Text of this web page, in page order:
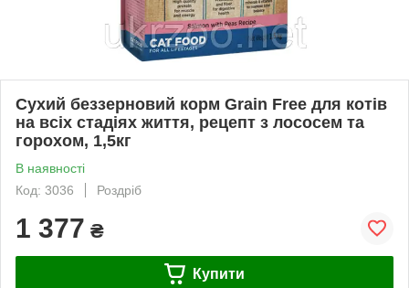
Сухий беззерновий корм Grain Free для котів
на всіх стадіях життя, рецепт з лососем та
горохом, 1,5кг
В наявності
Код: 3036
Роздріб
1 377 ₴
Купити